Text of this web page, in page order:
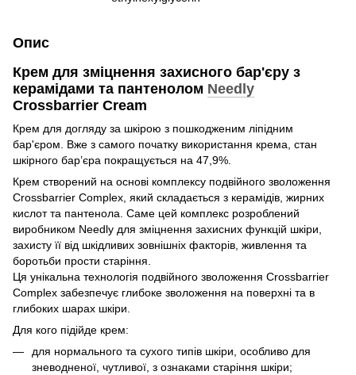
Опис
Крем для зміцнення захисного бар'єру з
керамідами та пантенолом Needly
Crossbarrier Cream
Крем для догляду за шкірою з пошкодженим ліпідним
бар'єром. Вже з самого початку використання крема, стан
шкірного бар’єра покращується на 47,9%.
Крем створений на основі комплексу подвійного зволоження
Crossbarrier Complex, який складається з керамідів, жирних
кислот та пантенола. Саме цей комплекс розроблений
виробником Needly для зміцнення захисних функцій шкіри,
захисту її від шкідливих зовнішніх факторів, живлення та
боротьби прости старіння.
Ця унікальна технологія подвійного зволоження Crossbarrier
Complex забезпечує глибоке зволоження на поверхні та в
глибоких шарах шкіри.
Для кого підійде крем:
для нормального та сухого типів шкіри, особливо для
зневодненої, чутливої, з ознаками старіння шкіри;